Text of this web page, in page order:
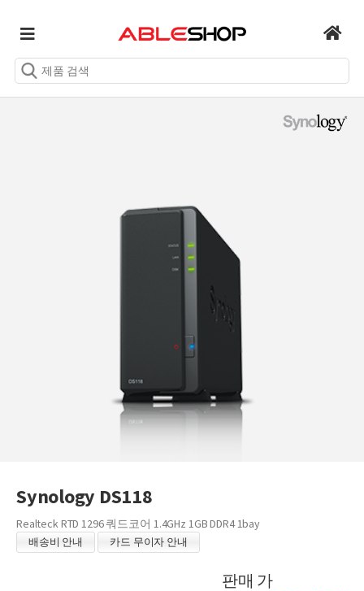
Synology DS118
Realteck RTD 1296 쿼드코어 1.4GHz 1GB DDR4 1bay
배송비 안내 카드 무이자 안내
판매 가